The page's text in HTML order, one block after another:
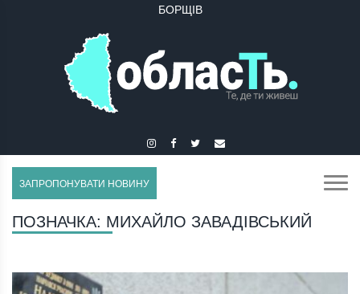
БОРЩІВ
ЗАПРОПОНУВАТИ НОВИНУ
ПОЗНАЧКА: МИХАЙЛО ЗАВАДІВСЬКИЙ